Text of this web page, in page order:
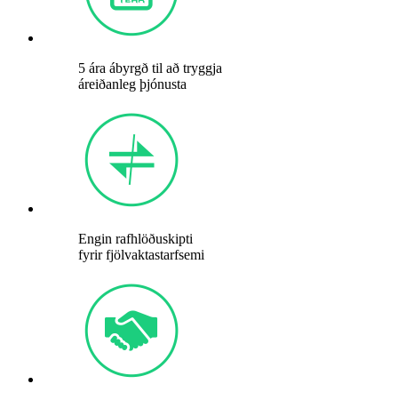
5 ára ábyrgð til að tryggja
áreiðanleg þjónusta
Engin rafhlöðuskipti
fyrir fjölvaktastarfsemi